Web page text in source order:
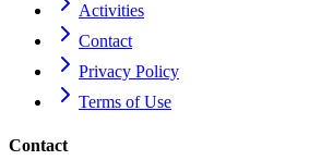
Activities
Contact
Privacy Policy
Terms of Use
Contact